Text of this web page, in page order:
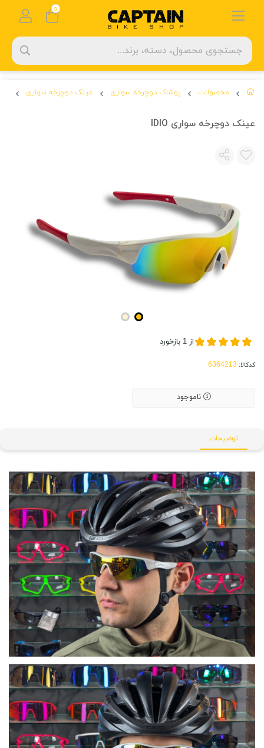
محصولات پوشاک دوچرخه سواری عینک دوچرخه سواری
عینک دوچرخه سواری IDIO
از 1 بازخورد
کدکالا:
ناموجود
توضیحات
0